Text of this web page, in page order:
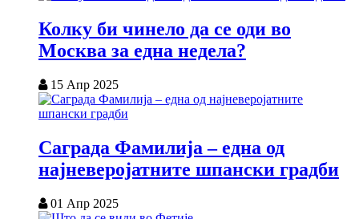
Колку би чинело да се оди во
Москва за една недела?
15 Апр 2025
Саграда Фамилија – една од
најневеројатните шпански градби
01 Апр 2025